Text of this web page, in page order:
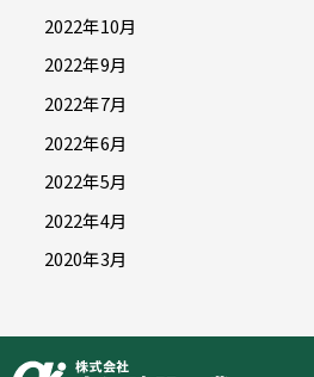
2022年10月
2022年9月
2022年7月
2022年6月
2022年5月
2022年4月
2020年3月